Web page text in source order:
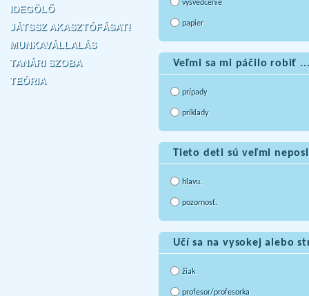
IDEGÖLŐ
JÁTSSZ AKASZTÓFÁSAT!
MUNKAVÁLLALÁS
TANÁRI SZOBA
TEÓRIA
vysvedčenie
papier
Veľmi sa mi páčilo robiť
prípady
príklady
Tieto deti sú veľmi
hlavu.
pozornosť.
Učí sa na vysokej alebo
žiak
profesor/profesorka